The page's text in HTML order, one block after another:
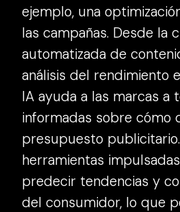
ejemplo, una
las campañas. Desde la
automatizada de
análisis del rendimiento
IA ayuda a las marcas a
informadas sobre cómo
presupuesto
herramientas
predecir tendencias y
del consumidor, lo que